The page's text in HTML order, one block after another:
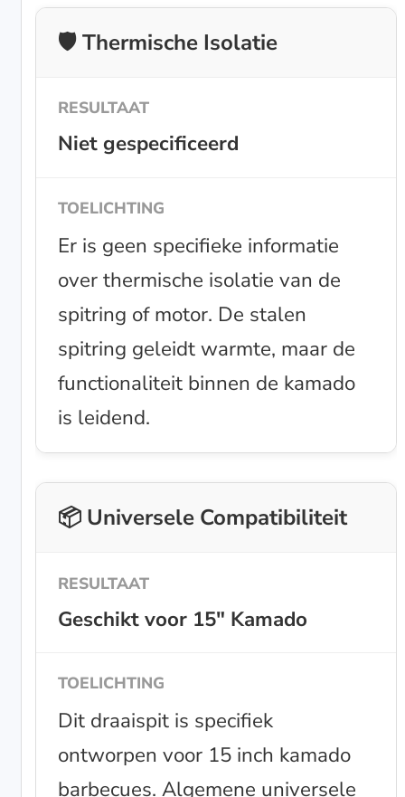
🛡️ Thermische Isolatie
Niet gespecificeerd
Er is geen specifieke informatie
over thermische isolatie van de
spitring of motor. De stalen
spitring geleidt warmte, maar de
functionaliteit binnen de kamado
is leidend.
📦 Universele Compatibiliteit
Geschikt voor 15" Kamado
Dit draaispit is specifiek
ontworpen voor 15 inch kamado
barbecues. Algemene universele